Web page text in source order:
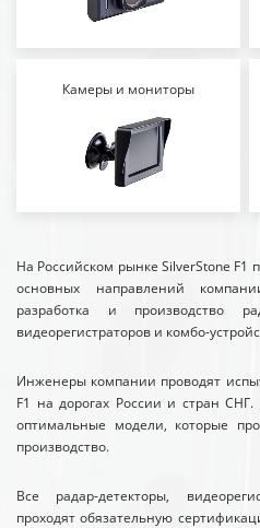
Камеры и мониторы
На Российском рынке SilverStone F1
основных направлений
разработка и производство
видеорегистраторов и комбо-
Инженеры компании проводят
F1 на дорогах России и стран
оптимальные модели, которые
производство.
Все радар-детекторы,
проходят обязательную